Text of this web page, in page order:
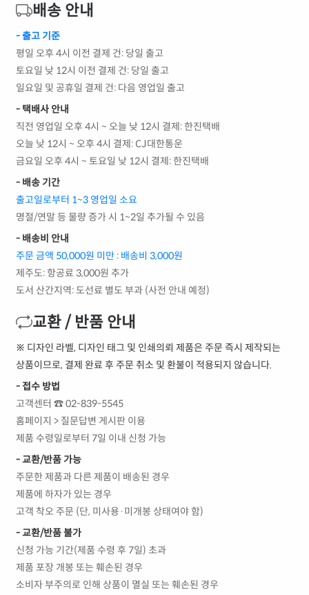
배송 안내
- 출고 기준
평일 오후 4시 이전 결제 건: 당일 출고
토요일 낮 12시 이전 결제 건: 당일 출고
일요일 및 공휴일 결제 건: 다음 영업일 출고
- 택배사 안내
직전 영업일 오후 4시 ~ 오늘 낮 12시 결제: 한진택배
오늘 낮 12시 ~ 오후 4시 결제: CJ대한통운
금요일 오후 4시 ~ 토요일 낮 12시 결제: 한진택배
- 배송 기간
출고일로부터 1~3 영업일 소요
명절/연말 등 물량 증가 시 1~2일 추가될 수 있음
- 배송비 안내
주문 금액 50,000원 미만 : 배송비 3,000원
제주도: 항공료 3,000원 추가
도서 산간지역: 도선료 별도 부과 (사전 안내 예정)
교환 / 반품 안내
※ 디자인 라벨, 디자인 태그 및 인쇄의뢰 제품은 주문 즉시 제작되는
상품이므로, 결제 완료 후 주문 취소 및 환불이 적용되지 않습니다.
- 접수 방법
고객센터 ☎ 02-839-5545
홈페이지 > 질문답변 게시판 이용
제품 수령일로부터 7일 이내 신청 가능
- 교환/반품 가능
주문한 제품과 다른 제품이 배송된 경우
제품에 하자가 있는 경우
고객 착오 주문 (단, 미사용·미개봉 상태여야 함)
- 교환/반품 불가
신청 가능 기간(제품 수령 후 7일) 초과
제품 포장 개봉 또는 훼손된 경우
소비자 부주의로 인해 상품이 멸실 또는 훼손된 경우